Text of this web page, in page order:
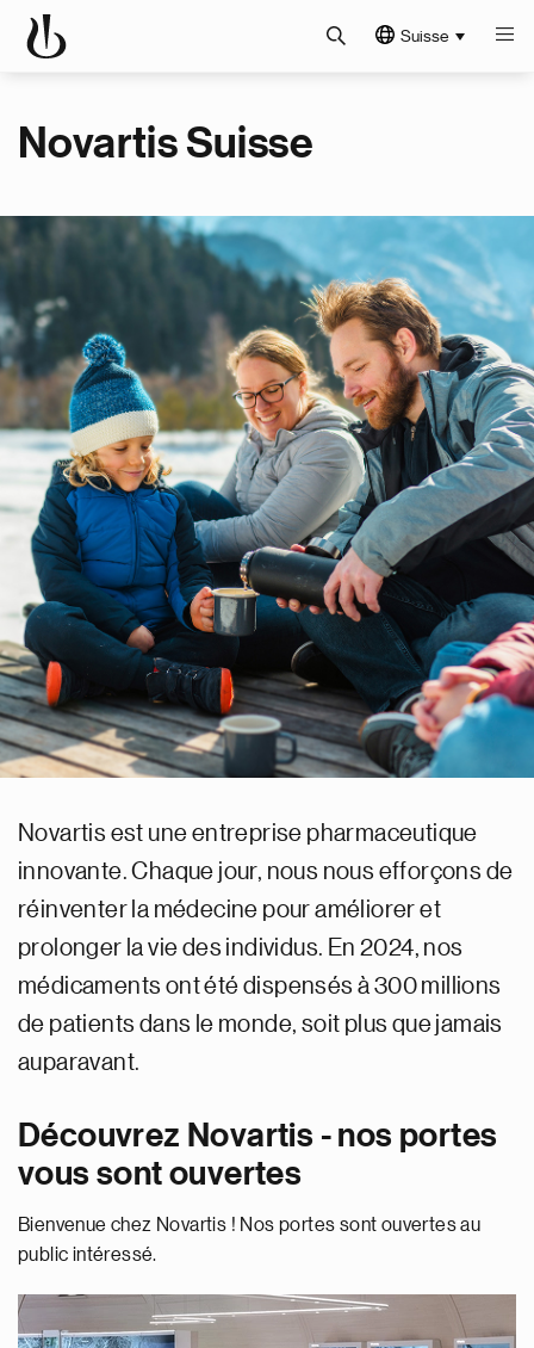
Suisse
Novartis Suisse
Novartis est une entreprise pharmaceutique
innovante. Chaque jour, nous nous efforçons de
réinventer la médecine pour améliorer et
prolonger la vie des individus. En 2024, nos
médicaments ont été dispensés à 300 millions
de patients dans le monde, soit plus que jamais
auparavant.
Découvrez Novartis - nos portes
vous sont ouvertes
Bienvenue chez Novartis ! Nos portes sont ouvertes au
public intéressé.